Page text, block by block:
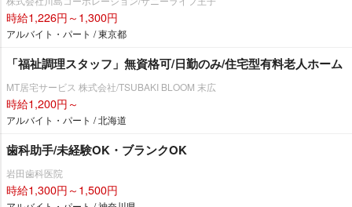
時給1,226円～1,300円
アルバイト・パート / 東京都
「福祉調理スタッフ」無資格可/日勤のみ/住宅型有料老人ホーム
MT居宅サービス 株式会社/TSUBAKI BLOOM 末広
時給1,200円～
アルバイト・パート / 北海道
歯科助手/未経験OK・ブランクOK
田歯科医院
時給1,300円～1,500円